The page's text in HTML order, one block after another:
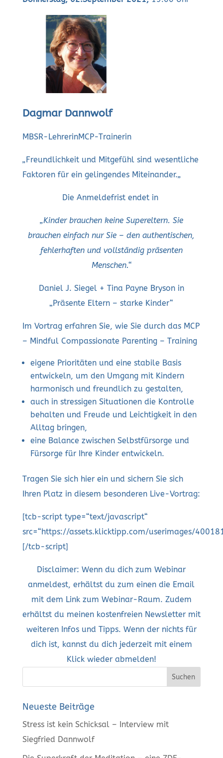
Dagmar Dannwolf
MBSR-LehrerinMCP-Trainerin
„ Freundlichkeit und Mitgefühl sind wesentliche
Faktoren für ein gelingendes Miteinander.„
Die Anmeldefrist endet in
„Kinder brauchen keine Supereltern. Sie
brauchen einfach nur Sie – den authentischen,
fehlerhaften und vollständig präsenten
Menschen.“
Daniel J. Siegel + Tina Payne Bryson in
„Präsente Eltern – starke Kinder“
Im Vortrag erfahren Sie, wie Sie durch das MCP
– Mindful Compassionate Parenting – Training
eigene Prioritäten und eine stabile Basis
entwickeln, um den Umgang mit Kindern
harmonisch und freundlich zu gestalten,
auch in stressigen Situationen die Kontrolle
behalten und Freude und Leichtigkeit in den
Alltag bringen,
eine Balance zwischen Selbstfürsorge und
Fürsorge für Ihre Kinder entwickeln.
Tragen Sie sich hier ein und sichern Sie sich
Ihren Platz in diesem besonderen Live-Vortrag:
[tcb-script type=“text/javascript“
src=“https://assets.klicktipp.com/userimages/
[/tcb-script]
Disclaimer: Wenn du dich zum Webinar
anmeldest, erhältst du zum einen die Email
mit dem Link zum Webinar-Raum. Zudem
erhältst du meinen kostenfreien Newsletter mit
weiteren Infos und Tipps. Wenn der nichts für
dich ist, kannst du dich jederzeit mit einem
Klick wieder abmelden!
Neueste Beiträge
Stress ist kein Schicksal – Interview mit
Siegfried Dannwolf